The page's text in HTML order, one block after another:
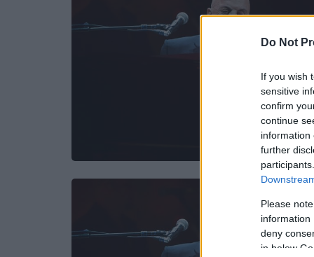
Do Not
If you wish
sensitive
confirm
continue
information
further
Please
information
deny
in below